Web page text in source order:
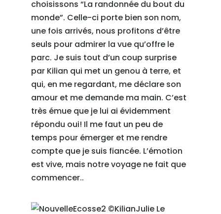
choisissons “La randonnée du bout du
monde”. Celle-ci porte bien son nom,
une fois arrivés, nous profitons d’être
seuls pour admirer la vue qu’offre le
parc. Je suis tout d’un coup surprise
par Kilian qui met un genou à terre, et
qui, en me regardant, me déclare son
amour et me demande ma main. C’est
très émue que je lui ai évidemment
répondu oui! Il me faut un peu de
temps pour émerger et me rendre
compte que je suis fiancée. L’émotion
est vive, mais notre voyage ne fait que
commencer..